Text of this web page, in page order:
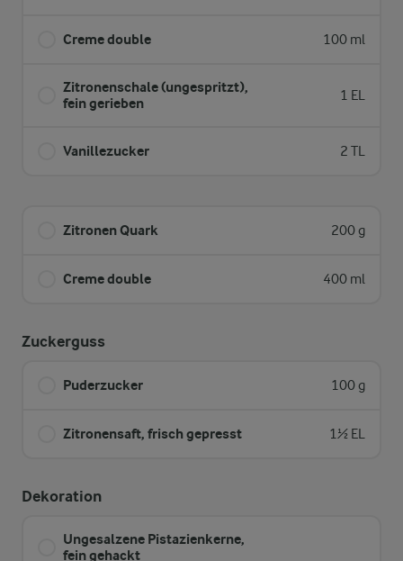
Creme double 100 ml
Zitronenschale (ungespritzt),
fein gerieben
1 EL
Vanillezucker 2 TL
Zitronen Quark 200 g
Creme double 400 ml
Zuckerguss
Puderzucker 100 g
Zitronensaft, frisch gepresst 1½ EL
Dekoration
Ungesalzene Pistazienkerne,
fein gehackt